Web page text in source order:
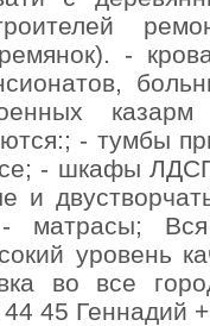
-
- тумбы
- шкафы
и
Вся
уровень
во все
45 Геннадий